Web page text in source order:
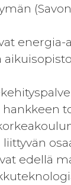
energia-
edellä